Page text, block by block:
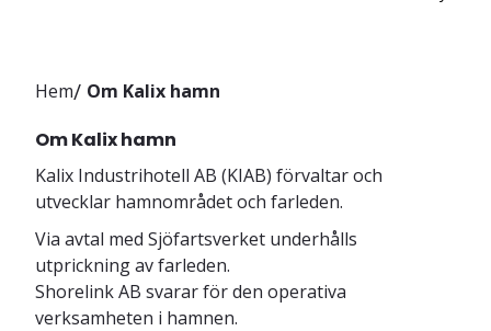
Hem Om Kalix hamn
Om Kalix hamn
Kalix Industrihotell AB (KIAB) förvaltar och
utvecklar hamnområdet och farleden.
Via avtal med Sjöfartsverket underhålls
utprickning av farleden.
Shorelink AB svarar för den operativa
verksamheten i hamnen.